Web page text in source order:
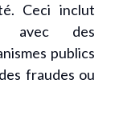
Ceci inclut
avec des
publics
fraudes ou